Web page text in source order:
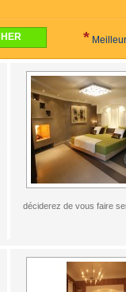
*
déciderez de vous faire